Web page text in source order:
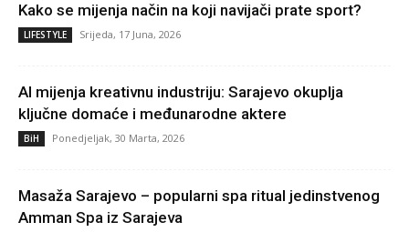
Kako se mijenja način na koji navijači prate sport?
LIFESTYLE Srijeda, 17 Juna, 2026
AI mijenja kreativnu industriju: Sarajevo okuplja
ključne domaće i međunarodne aktere
BiH Ponedjeljak, 30 Marta, 2026
Masaža Sarajevo – popularni spa ritual jedinstvenog
Amman Spa iz Sarajeva